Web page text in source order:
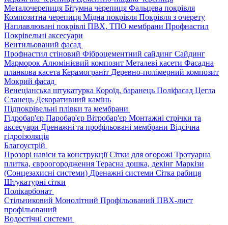
Металочерепиця Бітумна черепиця Фальцева покрівля
Композитна черепиця Мідна покрівля Покрівля з очерету
Наплавлювані покрівлі ПВХ, ТПО мембрани Профнастил
Покрівельні аксесуари
Вентильований фасад
Профнастил стіновий Фіброцементний сайдинг Сайдинг
Марморок Алюмінієвий композит Металеві касети Фасадна
планкова касета Керамограніт Деревно-полімерний композит
Мокрий фасад
Венеціанська штукатурка Короїд, баранець Поліфасад Цегла
Сланець Декоративний камінь
Підпокрівельні плівки та мембрани
Гідробар'єр Паробар'єр Вітробар'єр Монтажні стрічки та
аксесуари Дренажні та профільовані мембрани Відсічна
гідроізоляція
Благоустрій
Прозорі навіси та конструкціїСітки для огорожі Тротуарна
плитка, євроогородження Терасна дошка, декінг Маркізи
(Сонцезахисні системи) Дренажні системи Сітка рабиця
Штукатурні сітки
Полікарбонат
Стільниковий Монолітний Профільований ПВХ-лист
профільований
Водостічні системи